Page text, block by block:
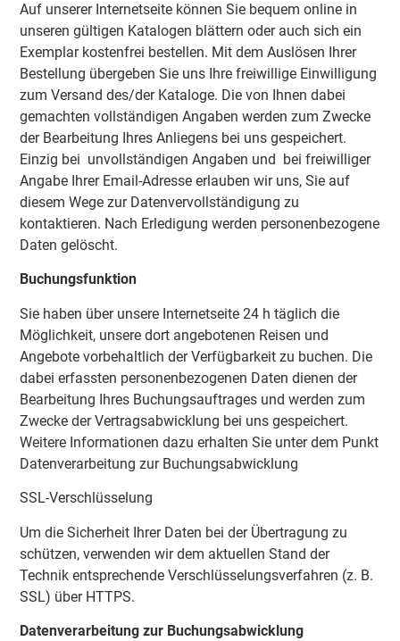
Auf unserer Internetseite können Sie bequem online in
unseren gültigen Katalogen blättern oder auch sich ein
Exemplar kostenfrei bestellen. Mit dem Auslösen Ihrer
Bestellung übergeben Sie uns Ihre freiwillige Einwilligung
zum Versand des/der Kataloge. Die von Ihnen dabei
gemachten vollständigen Angaben werden zum Zwecke
der Bearbeitung Ihres Anliegens bei uns gespeichert.
Einzig bei unvollständigen Angaben und bei freiwilliger
Angabe Ihrer Email-Adresse erlauben wir uns, Sie auf
diesem Wege zur Datenvervollständigung zu
kontaktieren. Nach Erledigung werden personenbezogene
Daten gelöscht.
Buchungsfunktion
Sie haben über unsere Internetseite 24 h täglich die
Möglichkeit, unsere dort angebotenen Reisen und
Angebote vorbehaltlich der Verfügbarkeit zu buchen. Die
dabei erfassten personenbezogenen Daten dienen der
Bearbeitung Ihres Buchungsauftrages und werden zum
Zwecke der Vertragsabwicklung bei uns gespeichert.
Weitere Informationen dazu erhalten Sie unter dem Punkt
Datenverarbeitung zur Buchungsabwicklung
SSL-Verschlüsselung
Um die Sicherheit Ihrer Daten bei der Übertragung zu
schützen, verwenden wir dem aktuellen Stand der
Technik entsprechende Verschlüsselungsverfahren (z. B.
SSL) über HTTPS.
Datenverarbeitung zur Buchungsabwicklung